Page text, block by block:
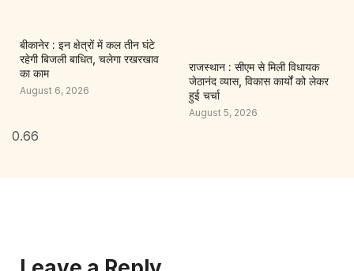
बीकानेर : इन क्षेत्रों में कल तीन घंटे
रहेगी बिजली बाधित, चलेगा रखरखाव
का काम
August 6, 2026
राजस्थान : सीएम से मिली विधायक
जेठानंद व्यास, विकास कार्यों को लेकर
हुई चर्चा
August 5, 2026